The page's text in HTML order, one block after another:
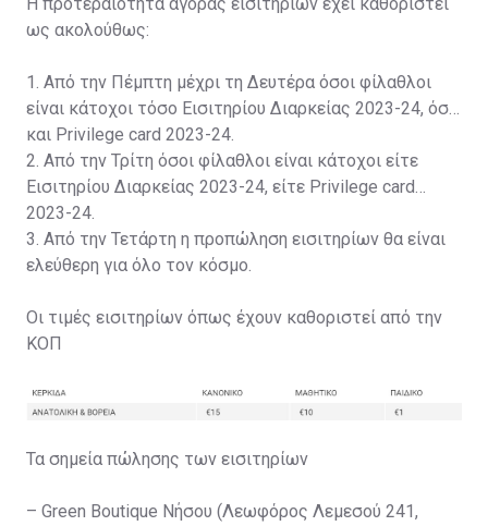
Η προτεραιότητα αγοράς εισιτηρίων έχει καθοριστεί
ως ακολούθως:
1. Από την Πέμπτη μέχρι τη Δευτέρα όσοι φίλαθλοι
είναι κάτοχοι τόσο Εισιτηρίου Διαρκείας 2023-24, όσο
και Privilege card 2023-24.
2. Από την Τρίτη όσοι φίλαθλοι είναι κάτοχοι είτε
Εισιτηρίου Διαρκείας 2023-24, είτε Privilege card
2023-24.
3. Από την Τετάρτη η προπώληση εισιτηρίων θα είναι
ελεύθερη για όλο τον κόσμο.
Οι τιμές εισιτηρίων όπως έχουν καθοριστεί από την
ΚΟΠ
Τα σημεία πώλησης των εισιτηρίων
– Green Boutique Νήσου (Λεωφόρος Λεμεσού 241,